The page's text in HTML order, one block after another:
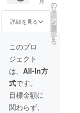
方をお
支払い
いただ
※クラッ
シュし
サー
キット
から修
理費の
請求が
来た場
合には
す ※明
らかに
運転操
バーレ
ブ等)に
よる故
障、ク
ラッ
シュ時
は車の
修理費
とし
ウド
ファン
ディン
グ終了
後、
レース
当日の
時間等
をご案
内しま
す。 ※
参加
費、整
備費、
援者様
ご自身
でご用
意くだ
さい ・
備考欄
に希望
参戦
レース
名(TC-2
or The
耐感
180 min
or エビ
min ・
車両：
ロード
スター
(画像の
車両) ・
支援者
様の交
通費等
はあり
ません
ので、
当日は
現地に
に走行
いただ
きま
す。 ・
日程：
今年参
戦予定
のレー
スから1
戦(車両
修理等
で予定
が変更
となる
詳細を見る
の
リ
タ
ー
ン
を
選
択
す
る
このプロ
ジェクト
は、 All-In方
式です。
目標金額に
関わらず、